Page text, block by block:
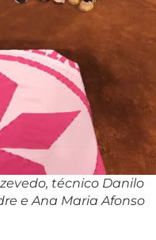
técnico Danilo
e Ana Maria Afonso